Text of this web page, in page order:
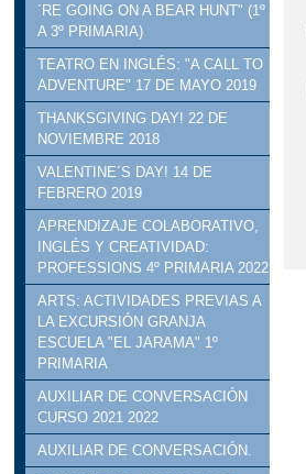
´RE GOING ON A BEAR HUNT" (1º
A 3º PRIMARIA)
TEATRO EN INGLÉS: "A CALL TO
ADVENTURE" 17 DE MAYO 2019
THANKSGIVING DAY! 22 DE
NOVIEMBRE 2018
VALENTINE´S DAY! 14 DE
FEBRERO 2019
APRENDIZAJE COLABORATIVO,
INGLÉS Y CREATIVIDAD:
PROFESSIONS 4º PRIMARIA 2022
ARTS: ACTIVIDADES PREVIAS A
LA EXCURSIÓN GRANJA
ESCUELA "EL JARAMA" 1º
PRIMARIA
AUXILIAR DE CONVERSACIÓN
CURSO 2021 2022
AUXILIAR DE CONVERSACIÓN.